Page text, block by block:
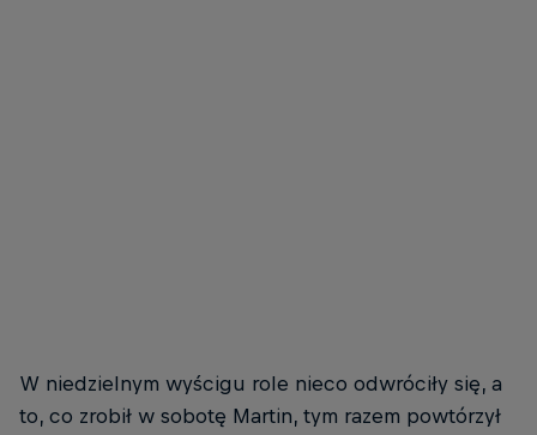
W niedzielnym wyścigu role nieco odwróciły się, a
to, co zrobił w sobotę Martin, tym razem powtórzył